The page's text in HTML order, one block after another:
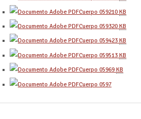
Cuerpo 059210KB
Cuerpo 059320KB
Cuerpo 059423KB
Cuerpo 059513KB
Cuerpo 05969KB
Cuerpo 0597